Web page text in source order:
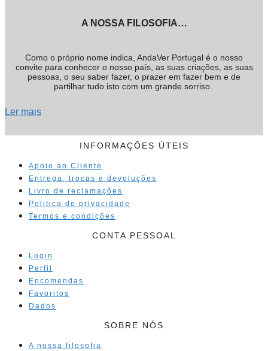
A NOSSA FILOSOFIA…
Como o próprio nome indica, AndaVer Portugal é o nosso
convite para conhecer o nosso país, as suas criações, as suas
pessoas, o seu saber fazer, o prazer em fazer bem e de
partilhar tudo isto com um grande sorriso.
Ler mais
INFORMAÇÕES ÚTEIS
Apoio ao Cliente
Entrega, trocas e devoluções
Livro de reclamações
Politica de privacidade
Termos e condições
CONTA PESSOAL
Login
Perfil
Encomendas
Favoritos
Dados
SOBRE NÓS
A nossa filosofia